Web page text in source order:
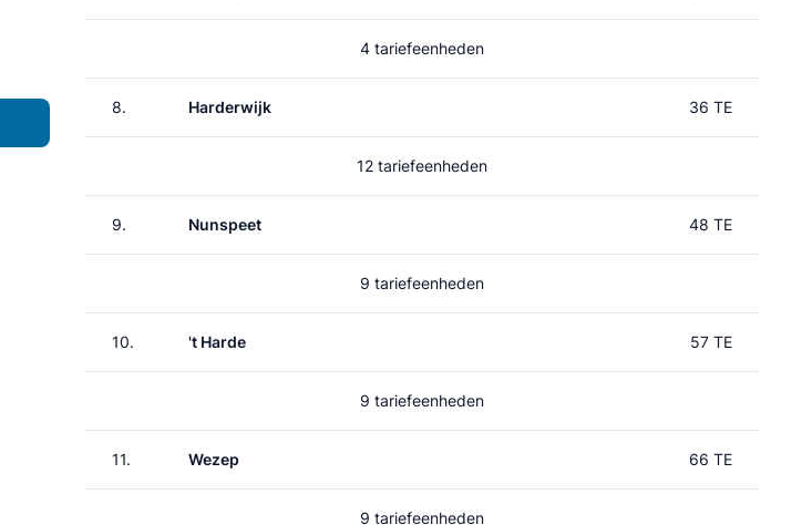
4 tariefeenheden
8. Harderwijk 36 TE
12 tariefeenheden
9. Nunspeet 48 TE
9 tariefeenheden
10. 't Harde 57 TE
9 tariefeenheden
11. Wezep 66 TE
9 tariefeenheden